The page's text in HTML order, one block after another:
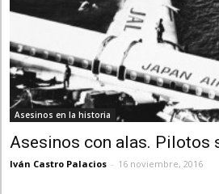
Asesinos en la historia
Asesinos con alas. Pilotos
Iván Castro Palacios - 16 noviembre, 2016